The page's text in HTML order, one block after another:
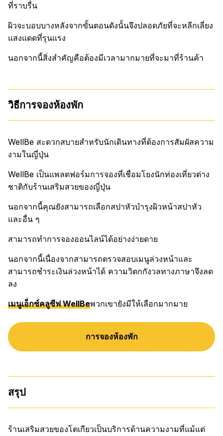
ที่ราบรื่น
ผิวจะบอบบางหลังจากขั้นตอนดังนั้นจึงปลอดภัยที่จะหลีกเลี่ยง
แสงแดดที่รุนแรง
นอกจากนี้สิ่งสำคัญคือต้องมีเวลามากมายที่จะมาที่ร้านค้า
วิธีการจองห้องพัก
WellBe สะดวกสบายสำหรับนักเดินทางที่ต้องการสัมผัสความ
งามในญี่ปุ่น
WellBe เป็นแพลตฟอร์มการจองที่เชื่อมโยงนักท่องเที่ยวต่าง
ชาติกับร้านเสริมสวยของญี่ปุ่น
นอกจากนี้คุณยังสามารถเลือกสปาหัวบำรุงผิวหน้าสปาหัว
และอื่น ๆ
สามารถทำการจองออนไลน์ได้อย่างง่ายดาย
นอกจากนี้เนื่องจากสามารถตรวจสอบเมนูล่วงหน้าและ
สามารถชำระเงินล่วงหน้าได้ ความวิตกกังวลทางภาษาจึงลด
ลง
เมนูเอ็กซ์คลูซีฟ WellBeพวกเขายังมีให้เลือกมากมาย
การจองห้องพัก
สรุป
ร้านเสริมสวยของโตเกียวเป็นบริการด้านความงามที่แม้แต่